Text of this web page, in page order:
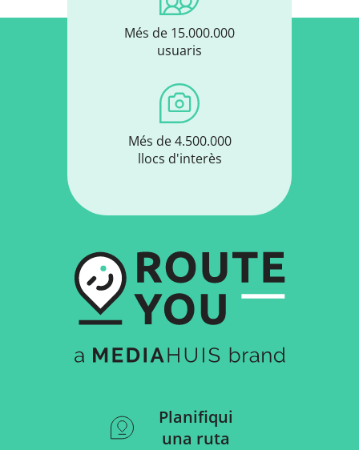
Més de 15.000.000
usuaris
Més de 4.500.000
llocs d'interès
Planifiqui
una ruta